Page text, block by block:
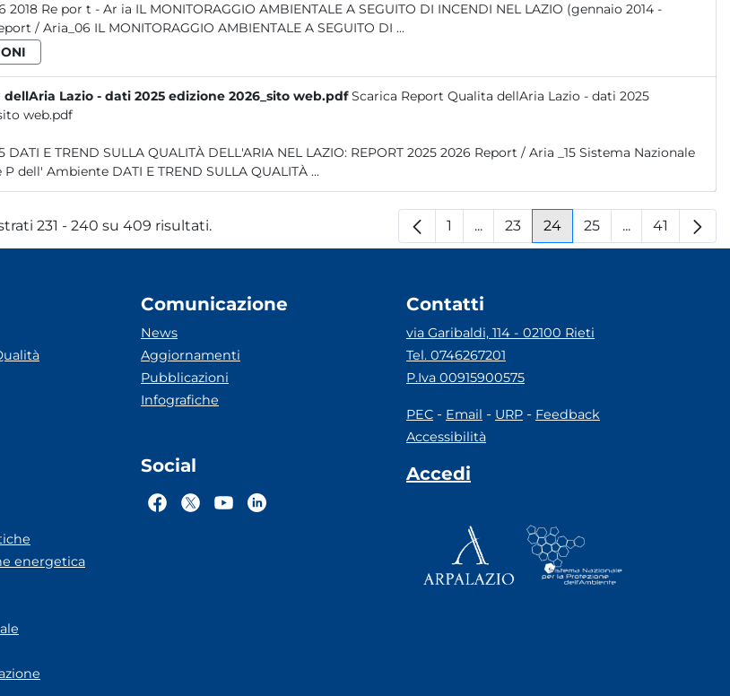
-
giugno 2017) Report / Aria_06 IL MONITORAGGIO AMBIENTALE A SEGUITO DI ...
Lazio - dati 2025 edizione 2026_sito web.pdf Scarica Report Qualita dellAria Lazio - dati 2025
web.pdf
per la rotezione P dell' Ambiente DATI E TREND SULLA QUALITÀ ...
231 - 240 su 409 risultati. Pagina
1 ...Pagine intermedie
Pagina
23 Pagina
24 Pagina
25 ...PaginePagina
41
energetica
Comunicazione
News
Aggiornamenti
Pubblicazioni
Infografiche
Social
Contatti
via Garibaldi, 114 - 02100 Rieti
Tel. 0746267201
P.Iva 00915900575
PEC - Email - URP - Feedback
Accessibilità
Accedi